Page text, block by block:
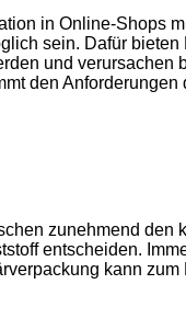
in Online-Shops
sein. Dafür
und verursachen
den
zunehmend den
entscheiden.
kann